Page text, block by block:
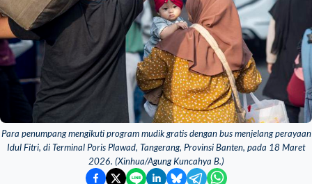
Para penumpang mengikuti program mudik gratis dengan bus menjelang perayaan
Idul Fitri, di Terminal Poris Plawad, Tangerang, Provinsi Banten, pada 18 Maret
2026. (Xinhua/Agung Kuncahya B.)